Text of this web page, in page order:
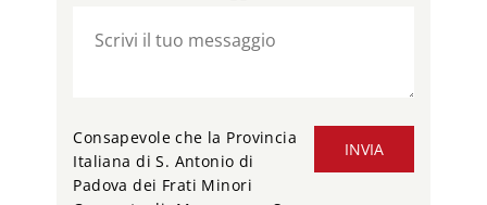
INVIA
Consapevole che la Provincia
Italiana di S. Antonio di
Padova dei Frati Minori